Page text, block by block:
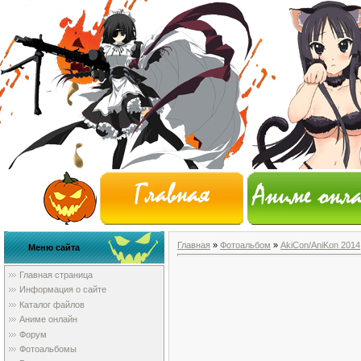
Меню сайта
Главная страница
Информация о сайте
Каталог файлов
Аниме онлайн
Форум
Фотоальбомы
Главная » Фотоальбом » AkiCon/AniKon 2014